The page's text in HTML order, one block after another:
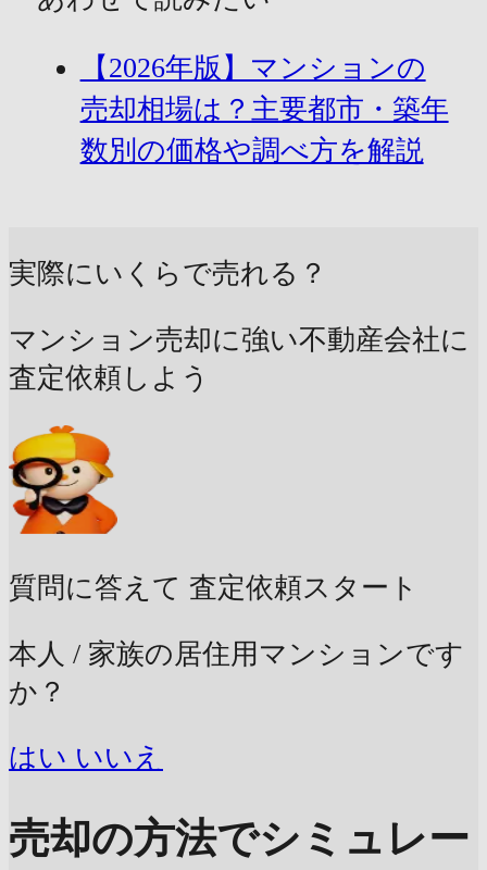
【2026年版】マンションの
売却相場は？主要都市・築年
数別の価格や調べ方を解説
実際にいくらで売れる？
マンション売却に強い不動産会社に
査定依頼しよう
質問に答えて 査定依頼スタート
本人 / 家族の居住用マンションです
か？
はい いいえ
売却の方法でシミュレー